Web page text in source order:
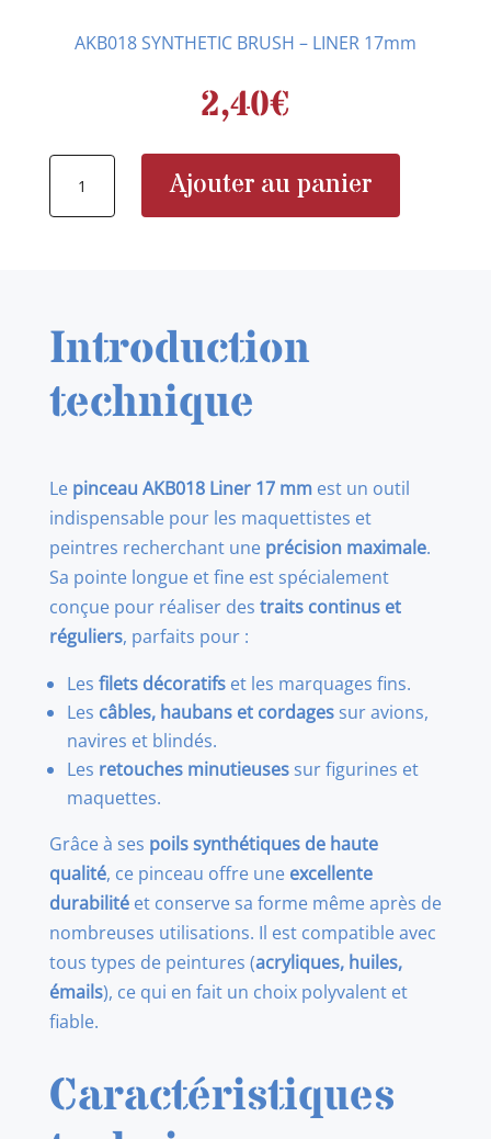
AKB018 SYNTHETIC BRUSH – LINER 17mm
2,40€
quantité
LINER
Ajouter au panier
Introduction
technique
Le pinceau AKB018 Liner 17 mmest un outil
indispensable pour les maquettistes et
peintres recherchant une précision maximale.
Sa pointe longue et fine est spécialement
conçue pour réaliser des traits continus et
réguliers, parfaits pour :
Les filets décoratifset les marquages fins.
Les câbles, haubans et cordagessur avions,
navires et blindés.
Les retouches minutieusessur figurines et
maquettes.
Grâce à ses poils synthétiques de haute
qualité, ce pinceau offre une excellente
durabilitéet conserve sa forme même après de
nombreuses utilisations. Il est compatible avec
tous types de peintures (acryliques, huiles,
émails), ce qui en fait un choix polyvalent et
fiable.
Caractéristiques